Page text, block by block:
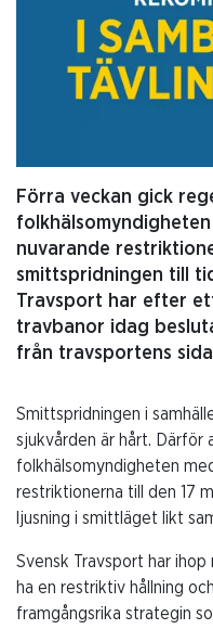
Förra veckan gick
nuvarande
smittspridningen till
Travsport har efter
travbanor idag
från travsportens
Smittspridningen i
sjukvården är hårt. Därför
folkhälsomyndigheten
restriktionerna till den 17
ljusning i smittläget likt
Svensk Travsport har
ha en restriktiv hållning
framgångsrika strategin